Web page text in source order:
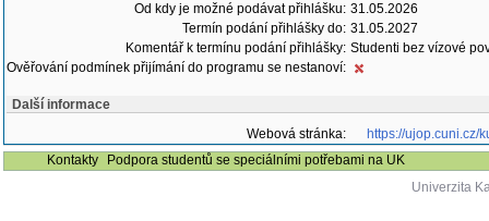
Od kdy je možné podávat přihlášku: 31.05.2026
Termín podání přihlášky do: 31.05.2027
Komentář k termínu podání přihlášky: Studenti bez vízové
Ověřování podmínek přijímání do programu se nestanoví:
Další informace
Webová stránka:
https://ujop.cuni.cz/
Kontakty
Podpora studentů se speciálními potřebami na UK
Univerzita